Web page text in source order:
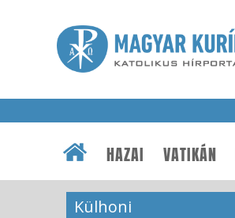
HAZAI VATIKÁN
Külhoni